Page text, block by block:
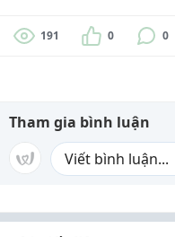
191 0 0
Tham gia bình luận